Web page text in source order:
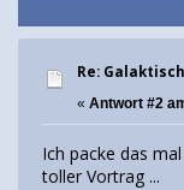
Re:
« Antwort #2
Ich packe das
toller Vortrag ...